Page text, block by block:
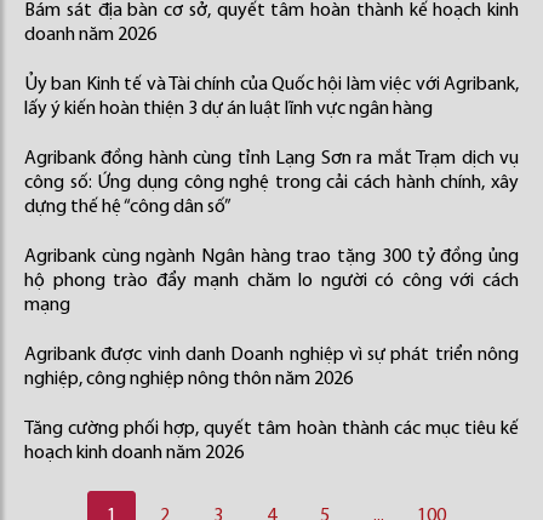
Bám sát địa bàn cơ sở, quyết tâm hoàn thành kế hoạch kinh
doanh năm 2026
Ủy ban Kinh tế và Tài chính của Quốc hội làm việc với Agribank,
lấy ý kiến hoàn thiện 3 dự án luật lĩnh vực ngân hàng
Agribank đồng hành cùng tỉnh Lạng Sơn ra mắt Trạm dịch vụ
công số: Ứng dụng công nghệ trong cải cách hành chính, xây
dựng thế hệ “công dân số”
Agribank cùng ngành Ngân hàng trao tặng 300 tỷ đồng ủng
hộ phong trào đẩy mạnh chăm lo người có công với cách
mạng
Agribank được vinh danh Doanh nghiệp vì sự phát triển nông
nghiệp, công nghiệp nông thôn năm 2026
Tăng cường phối hợp, quyết tâm hoàn thành các mục tiêu kế
hoạch kinh doanh năm 2026